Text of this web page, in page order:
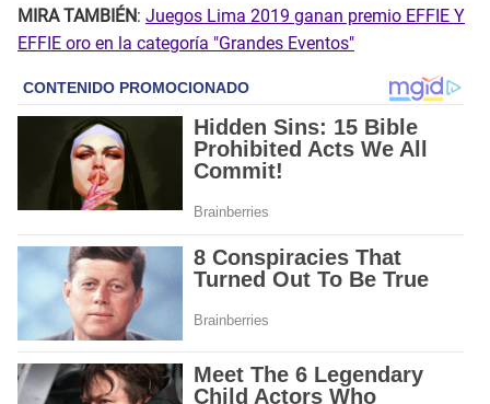
MIRA TAMBIÉN: Juegos Lima 2019 ganan premio EFFIE Y
EFFIE oro en la categoría "Grandes Eventos"